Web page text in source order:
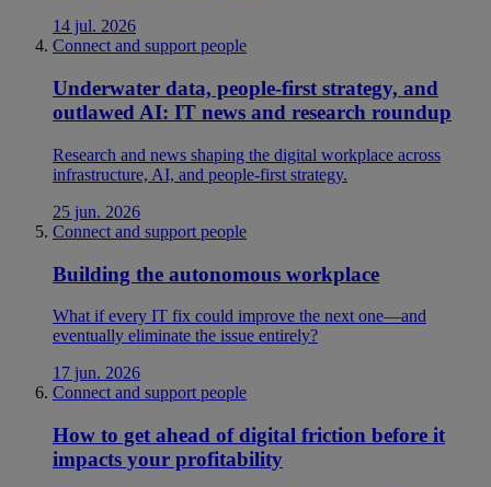
14 jul. 2026
Connect and support people
Underwater data, people-first strategy, and
outlawed AI: IT news and research roundup
Research and news shaping the digital workplace across
infrastructure, AI, and people-first strategy.
25 jun. 2026
Connect and support people
Building the autonomous workplace
What if every IT fix could improve the next one—and
eventually eliminate the issue entirely?
17 jun. 2026
Connect and support people
How to get ahead of digital friction before it
impacts your profitability